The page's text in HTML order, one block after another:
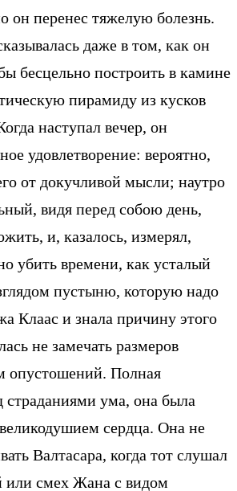
он перенес тяжелую болезнь.
даже в том, как он
бесцельно построить в камине
пирамиду из кусков
наступал вечер, он
удовлетворение: вероятно,
от докучливой мысли; наутро
видя перед собою день,
и, казалось, измерял,
убить времени, как усталый
пустыню, которую надо
Клаас и знала причину этого
не замечать размеров
опустошений. Полная
ума, она была
сердца. Она не
Валтасара, когда тот слушал
или смех Жана с видом